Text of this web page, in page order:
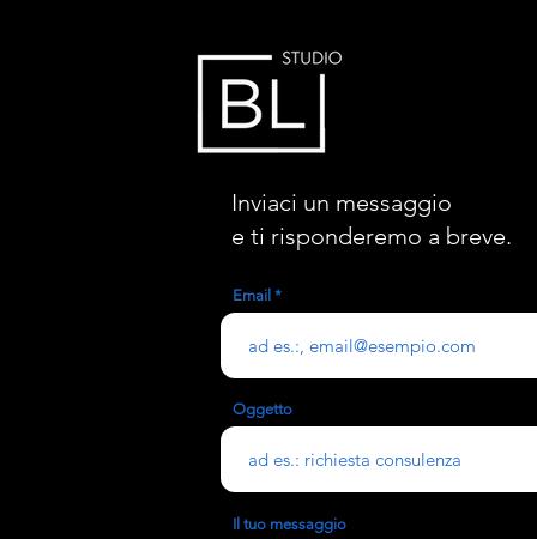
Inviaci un messaggio
e ti risponderemo a breve.
Email
Oggetto
Il tuo messaggio